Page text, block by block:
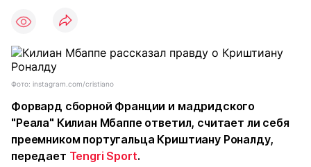
Фото: instagram.com/cristiano
Форвард сборной Франции и мадридского
"Реала" Килиан Мбаппе ответил, считает ли себя
преемником португальца Криштиану Роналду,
передает Tengri Sport.